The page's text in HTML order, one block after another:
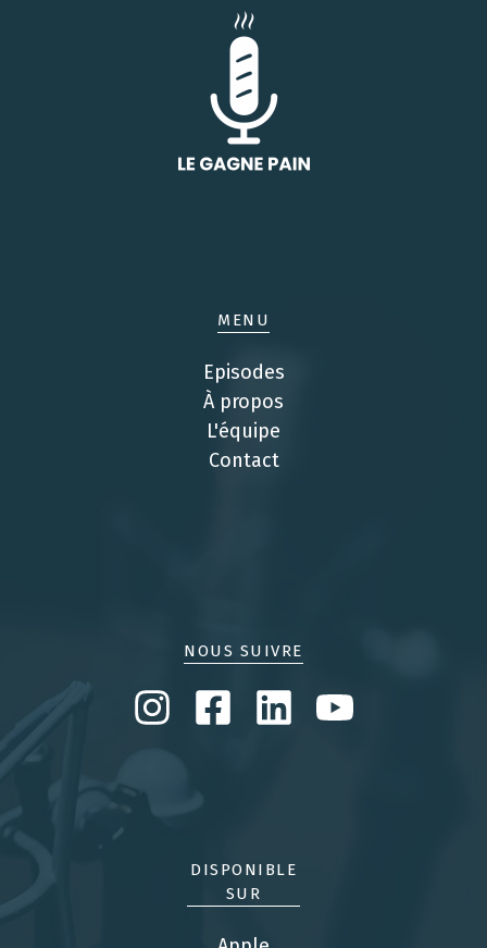
MENU
Episodes
À propos
L'équipe
Contact
NOUS SUIVRE
DISPONIBLE
SUR